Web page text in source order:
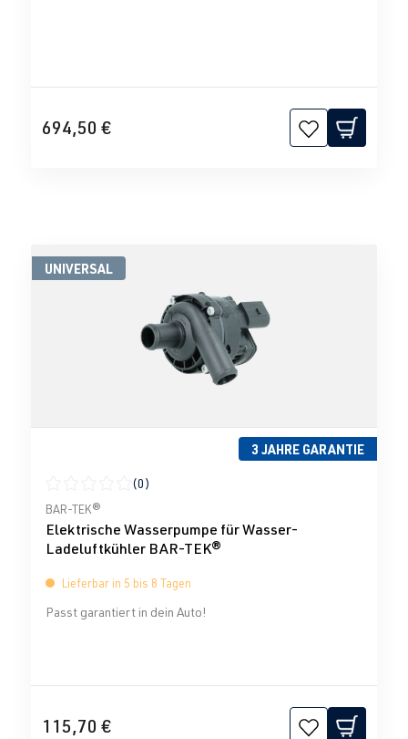
694,50 €
UNIVERSAL
3 JAHRE GARANTIE
Durchschnittliche Bewertung von 0 von 5 Sternen
(0)
BAR-TEK®
Elektrische Wasserpumpe für Wasser-
Ladeluftkühler BAR-TEK®
Lieferbar in 5 bis 8 Tagen
Passt garantiert in dein Auto!
115,70 €